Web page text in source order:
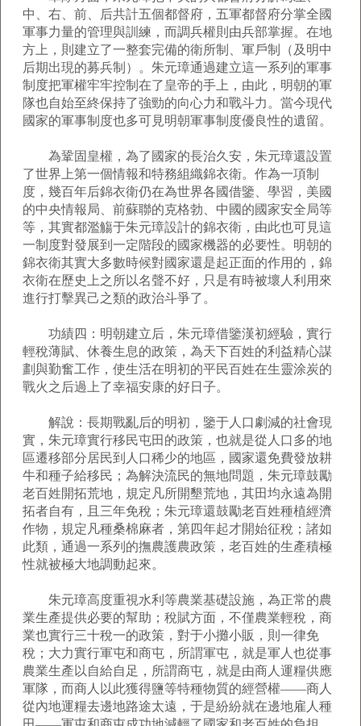
中、右、前、后共計五個都督府，五軍都督府分掌全國
軍事力量的管理與訓練，而調兵權則由兵部掌握。在地
方上，則建立了一整套完備的衛所制、軍戶制（及明中
后期出現的募兵制）。朱元璋通過建立這一系列的軍事
制度把軍權牢牢控制在了皇帝的手上，由此，明朝的軍
隊也自始至終保持了強勁的向心力和戰斗力。當今現代
國家的軍事制度也多可見明朝軍事制度優良性的遺留。
為鞏固皇權，為了國家的長治久安，朱元璋還設置
了世界上第一個情報和特務組織錦衣衛。作為一項制
度，幾百年后錦衣衛仍在為世界各國借鑒、學習，美國
的中央情報局、前蘇聯的克格勃、中國的國家安全局等
等，其實都濫觴于朱元璋設計的錦衣衛，由此也可見這
一制度對發展到一定階段的國家機器的必要性。明朝的
錦衣衛其實大多數時候對國家還是起正面的作用的，錦
衣衛在歷史上之所以名聲不好，只是有時被壞人利用來
進行打擊異己之類的政治斗爭了。
功績四：明朝建立后，朱元璋借鑒漢初經驗，實行
輕稅薄賦、休養生息的政策，為天下百姓的利益精心謀
劃與勤奮工作，使生活在明初的平民百姓在生靈涂炭的
戰火之后過上了幸福安康的好日子。
解說：長期戰亂后的明初，鑒于人口劇減的社會現
實，朱元璋實行移民屯田的政策，也就是從人口多的地
區遷移部分居民到人口稀少的地區，國家還免費發放耕
牛和種子給移民；為解決流民的無地問題，朱元璋鼓勵
老百姓開拓荒地，規定凡所開墾荒地，其田均永遠為開
拓者自有，且三年免稅；朱元璋還鼓勵老百姓種植經濟
作物，規定凡種桑棉麻者，第四年起才開始征稅；諸如
此類，通過一系列的撫農護農政策，老百姓的生產積極
性就被極大地調動起來。
朱元璋高度重視水利等農業基礎設施，為正常的農
業生產提供必要的幫助；稅賦方面，不僅農業輕稅，商
業也實行三十稅一的政策，對于小攤小販，則一律免
稅；大力實行軍屯和商屯，所謂軍屯，就是軍人也從事
農業生產以自給自足，所謂商屯，就是由商人運糧供應
軍隊，而商人以此獲得鹽等特種物質的經營權――商人
從內地運糧去邊地路途太遠，于是紛紛就在邊地雇人種